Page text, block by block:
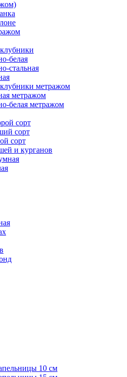
белая
стальная
метражом
метражом
белая метражом
сорт
сорт
сорт
и курганов
10 см